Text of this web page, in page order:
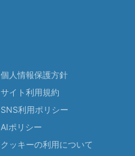
個人情報保護方針
サイト利用規約
SNS利用ポリシー
AIポリシー
クッキーの利用について